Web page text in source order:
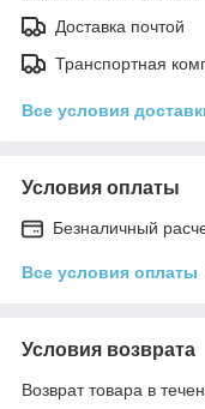
Доставка почтой
Транспортная
Все условия
Условия оплаты
Безналичный
Все условия оплаты
Условия возврата
Возврат товара в